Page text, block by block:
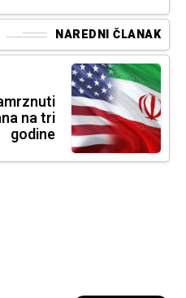
NAREDNI ČLANAK
na tri
godine